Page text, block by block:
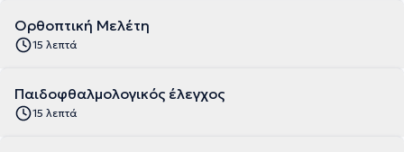
Ορθοπτική Μελέτη
15 λεπτά
Παιδοφθαλμολογικός έλεγχος
15 λεπτά